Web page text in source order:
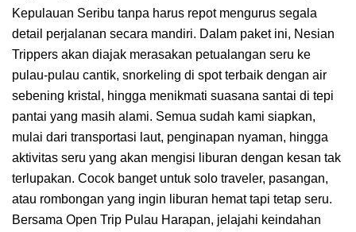
Kepulauan Seribu tanpa harus repot mengurus segala
detail perjalanan secara mandiri. Dalam paket ini, Nesian
Trippers akan diajak merasakan petualangan seru ke
pulau-pulau cantik, snorkeling di spot terbaik dengan air
sebening kristal, hingga menikmati suasana santai di tepi
pantai yang masih alami. Semua sudah kami siapkan,
mulai dari transportasi laut, penginapan nyaman, hingga
aktivitas seru yang akan mengisi liburan dengan kesan tak
terlupakan. Cocok banget untuk solo traveler, pasangan,
atau rombongan yang ingin liburan hemat tapi tetap seru.
Bersama Open Trip Pulau Harapan, jelajahi keindahan